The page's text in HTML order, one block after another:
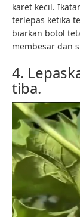
karet kecil.
terlepas ketika
biarkan botol
membesar dan
4.
tiba.